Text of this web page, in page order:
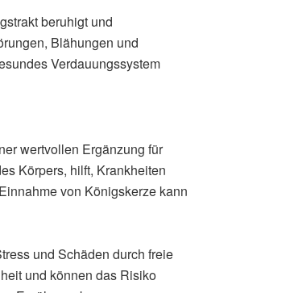
beruhigt und
Blähungen und
Verdauungssystem
wertvollen Ergänzung für
Körpers, hilft, Krankheiten
von Königskerze kann
und Schäden durch freie
und können das Risiko